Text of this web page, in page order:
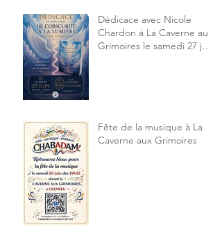
Dédicace avec Nicole
Chardon á La Caverne aux
Grimoires le samedi 27 juin
Fête de la musique à La
Caverne aux Grimoires